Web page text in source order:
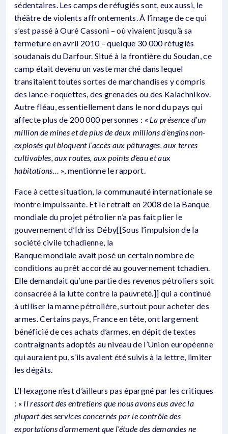
sédentaires. Les camps de réfugiés sont, eux aussi, le
théâtre de violents affrontements. À l’image de ce qui
s’est passé à Ouré Cassoni – où vivaient jusqu’à sa
fermeture en avril 2010 – quelque 30 000 réfugiés
soudanais du Darfour. Situé à la frontière du Soudan, ce
camp était devenu un vaste marché dans lequel
transitaient toutes sortes de marchandises y compris
des lance-roquettes, des grenades ou des Kalachnikov.
Autre fléau, essentiellement dans le nord du pays qui
affecte plus de 200 000 personnes : « La présence d’un
million de mines et de plus de deux millions d’engins non-
explosés qui bloquent l’accès aux pâturages, aux terres
cultivables, aux routes, aux points d’eau et aux
habitations… », mentionne le rapport.
Face à cette situation, la communauté internationale se
montre impuissante. Et le retrait en 2008 de la Banque
mondiale du projet pétrolier n’a pas fait plier le
gouvernement d’Idriss Déby[[Sous l’impulsion de la
société civile tchadienne, la
Banque mondiale avait posé un certain nombre de
conditions au prêt accordé au gouvernement tchadien.
Elle demandait qu’une partie des revenus pétroliers soit
consacrée à la lutte contre la pauvreté.]] qui a continué
à utiliser la manne pétrolière, surtout pour acheter des
armes. Certains pays, France en tête, ont largement
bénéficié de ces achats d’armes, en dépit de textes
contraignants adoptés au niveau de l’Union européenne
qui auraient pu, s’ils avaient été suivis à la lettre, limiter
les dégâts.
L’Hexagone n’est d’ailleurs pas épargné par les critiques
: « Il ressort des entretiens que nous avons eus avec la
plupart des services concernés par le contrôle des
exportations d’armement que l’étude des demandes ne